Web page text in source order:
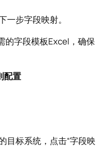
一步字段映射。
的字段模板Excel，确保
配置
目标系统，点击“字段映